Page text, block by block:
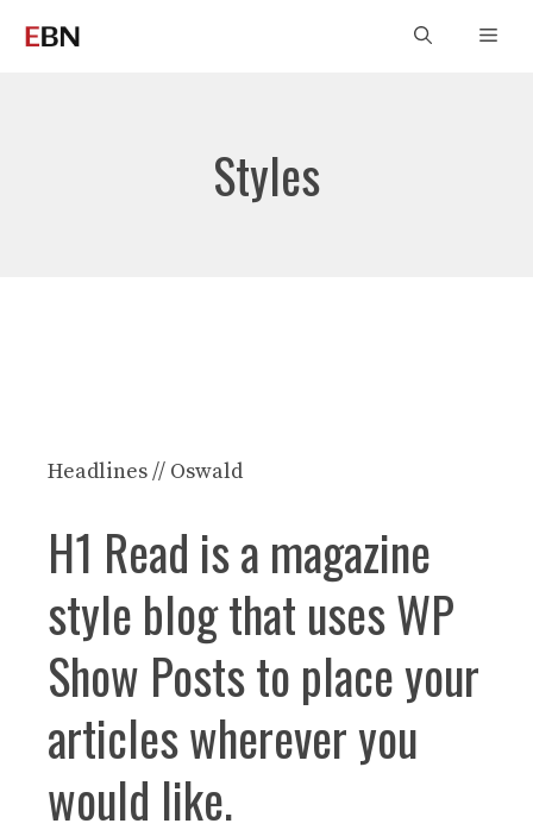
Styles
Headlines // Oswald
H1 Read is a magazine
style blog that uses WP
Show Posts to place your
articles wherever you
would like.